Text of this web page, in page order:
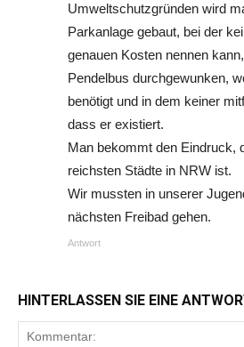
Umweltschutzgründen wird
Parkanlage gebaut, bei der
genauen Kosten nennen
Pendelbus durchgewunken,
benötigt und in dem keiner
dass er existiert.
Man bekommt den Eindruck,
reichsten Städte in NRW ist.
Wir mussten in unserer
nächsten Freibad gehen.
Antwort
HINTERLASSEN SIE EINE